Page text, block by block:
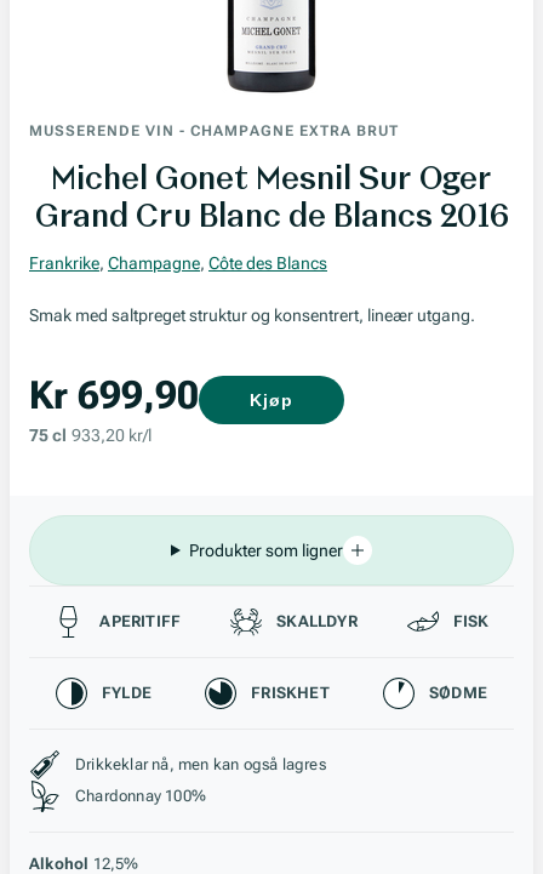
MUSSERENDE VIN - CHAMPAGNE EXTRA BRUT
Michel Gonet Mesnil Sur Oger
Grand Cru Blanc de Blancs 2016
Frankrike, Champagne, Côte des Blancs
Smak med saltpreget struktur og konsentrert, lineær utgang.
Kr 699,90
75 cl 933,20 kr/l
Kjøp
Produkter som ligner
Passer til
APERITIFF SKALLDYR FISK
Karakteristikk
FYLDE FRISKHET SØDME
Stil, lagring og råstoff
Drikkeklar nå, men kan også lagres
Chardonnay 100%
Alkohol 12,5%